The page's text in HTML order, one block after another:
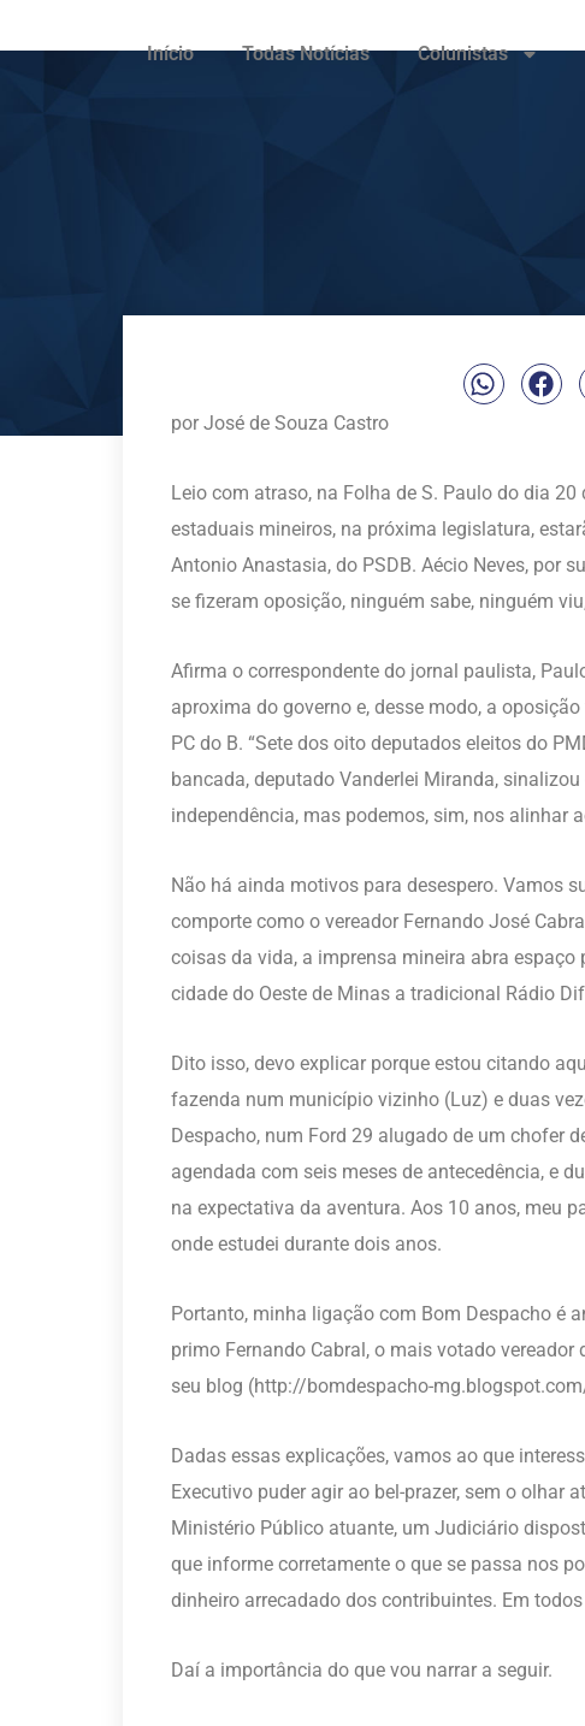
Início Todas Notícias Colunistas
por José de Souza Castro
Leio com atraso, na Folha de S. Paulo do dia
estaduais mineiros, na próxima legislatura,
Antonio Anastasia, do PSDB. Aécio Neves, por
se fizeram oposição, ninguém sabe, ninguém
Afirma o correspondente do jornal paulista,
aproxima do governo e, desse modo, a
PC do B. “Sete dos oito deputados eleitos do
bancada, deputado Vanderlei Miranda,
independência, mas podemos, sim, nos alinhar
Não há ainda motivos para desespero. Vamos
comporte como o vereador Fernando José
coisas da vida, a imprensa mineira abra
cidade do Oeste de Minas a tradicional Rádio
Dito isso, devo explicar porque estou citando
fazenda num município vizinho (Luz) e duas
Despacho, num Ford 29 alugado de um chofer
agendada com seis meses de antecedência, e
na expectativa da aventura. Aos 10 anos, meu
onde estudei durante dois anos.
Portanto, minha ligação com Bom Despacho é
primo Fernando Cabral, o mais votado
seu blog (http://bomdespacho-
Dadas essas explicações, vamos ao que
Executivo puder agir ao bel-prazer, sem o olhar
Ministério Público atuante, um Judiciário
que informe corretamente o que se passa nos
dinheiro arrecadado dos contribuintes. Em
Daí a importância do que vou narrar a seguir.